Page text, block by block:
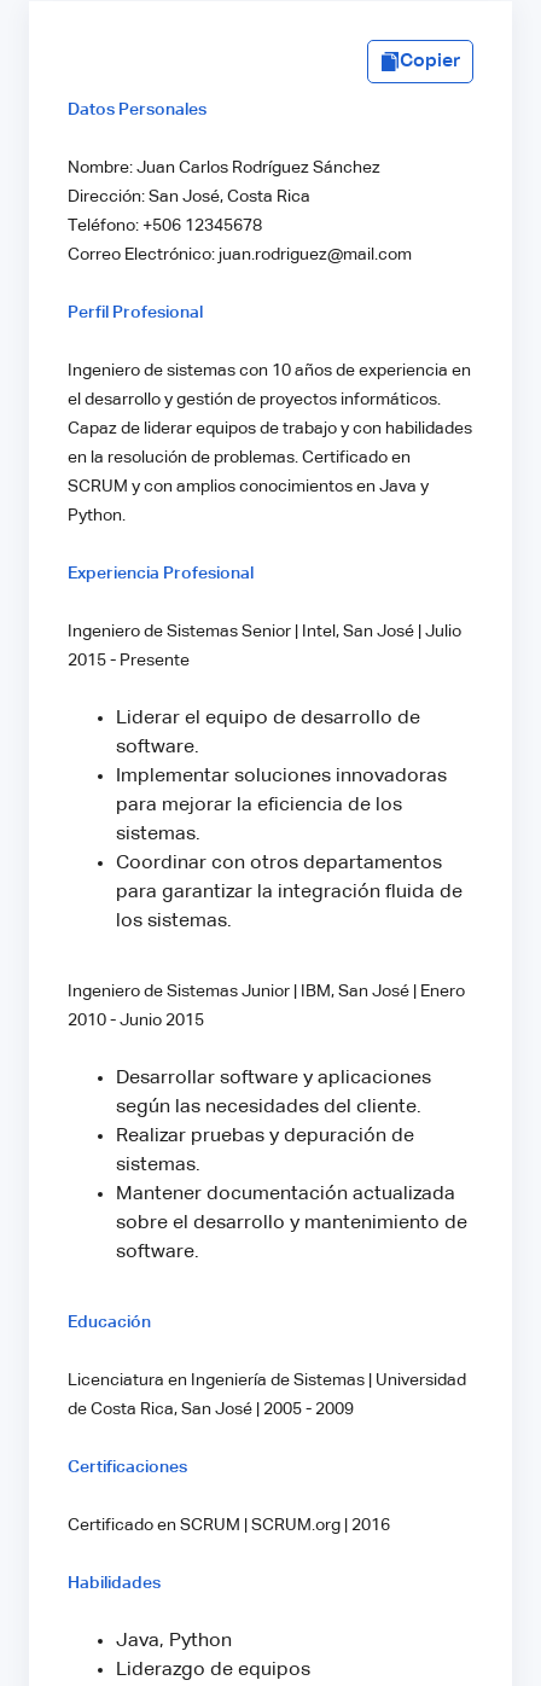
Copier
Datos Personales
Nombre: Juan Carlos Rodríguez Sánchez
Dirección: San José, Costa Rica
Teléfono: +506 12345678
Correo Electrónico: juan.rodriguez@mail.com
Perfil Profesional
Ingeniero de sistemas con 10 años de experiencia en
el desarrollo y gestión de proyectos informáticos.
Capaz de liderar equipos de trabajo y con habilidades
en la resolución de problemas. Certificado en
SCRUM y con amplios conocimientos en Java y
Python.
Experiencia Profesional
Ingeniero de Sistemas Senior | Intel, San José | Julio
2015 - Presente
Liderar el equipo de desarrollo de
software.
Implementar soluciones innovadoras
para mejorar la eficiencia de los
sistemas.
Coordinar con otros departamentos
para garantizar la integración fluida de
los sistemas.
Ingeniero de Sistemas Junior | IBM, San José | Enero
2010 - Junio 2015
Desarrollar software y aplicaciones
según las necesidades del cliente.
Realizar pruebas y depuración de
sistemas.
Mantener documentación actualizada
sobre el desarrollo y mantenimiento de
software.
Educación
Licenciatura en Ingeniería de Sistemas | Universidad
de Costa Rica, San José | 2005 - 2009
Certificaciones
Certificado en SCRUM | SCRUM.org | 2016
Habilidades
Java, Python
Liderazgo de equipos